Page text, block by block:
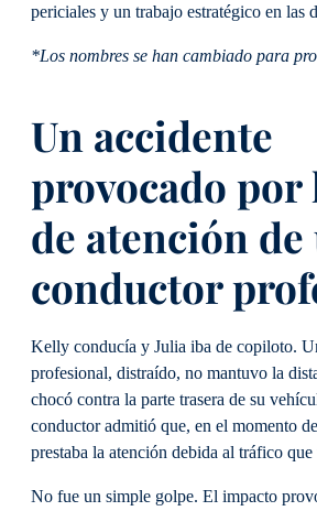
periciales y un trabajo estratégico en las
*Los nombres se han cambiado para
Un accidente
provocado por
de atención de
conductor
Kelly conducía y Julia iba de copiloto.
profesional, distraído, no mantuvo la
chocó contra la parte trasera de su
conductor admitió que, en el momento
prestaba la atención debida al tráfico que
No fue un simple golpe. El impacto